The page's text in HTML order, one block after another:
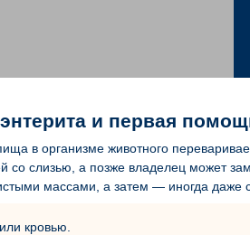
и первая
в организме животного
со слизью, а позже владелец может
массами, а затем — иногда даже
кровью.